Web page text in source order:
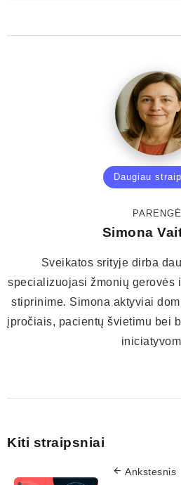
Daugiau
PARENGĖ
Simona
Sveikatos srityje dirba
specializuojasi žmonių gerovės
stiprinime. Simona aktyviai
įpročiais, pacientų švietimu bei
Kiti straipsniai
Ankstesnis